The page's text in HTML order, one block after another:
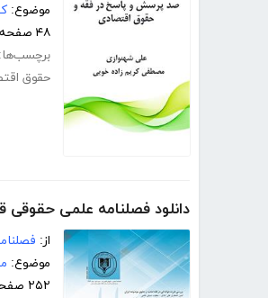
موضوع:
۴۸ صفحه
برچسب‌ها:
حقوق
دانلود فصلنامه علمی حقوقی
از:
موضوع:
۲۵۲ صفحه